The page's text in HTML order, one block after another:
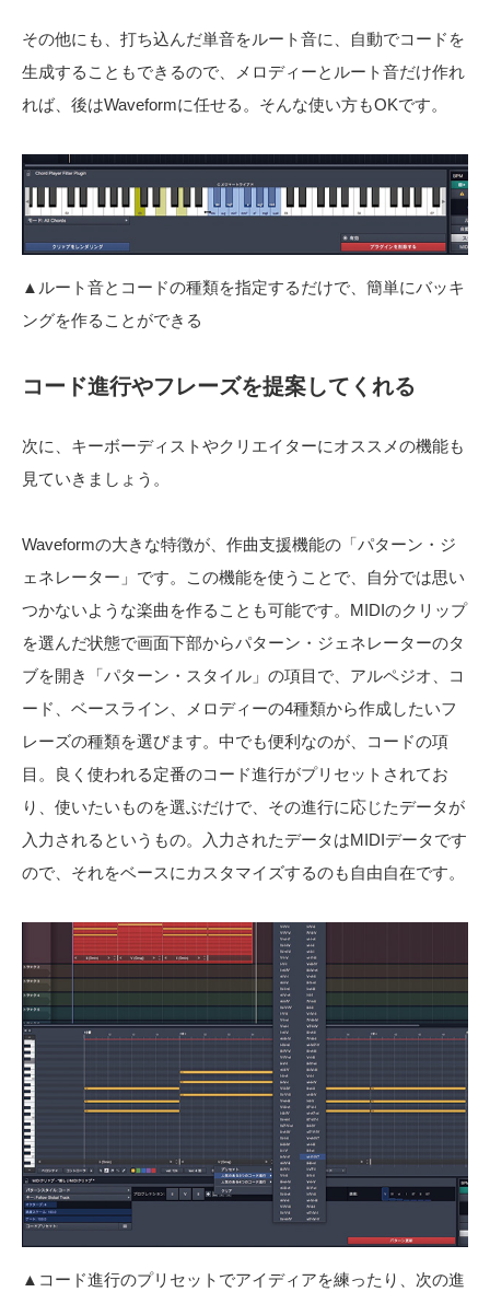
その他にも、打ち込んだ単音をルート音に、自動でコードを
生成することもできるので、メロディーとルート音だけ作れ
れば、後はWaveformに任せる。そんな使い方もOKです。
▲ルート音とコードの種類を指定するだけで、簡単にバッキ
ングを作ることができる
コード進行やフレーズを提案してくれる
次に、キーボーディストやクリエイターにオススメの機能も
見ていきましょう。
Waveformの大きな特徴が、作曲支援機能の「パターン・ジ
ェネレーター」です。この機能を使うことで、自分では思い
つかないような楽曲を作ることも可能です。MIDIのクリップ
を選んだ状態で画面下部からパターン・ジェネレーターのタ
ブを開き「パターン・スタイル」の項目で、アルペジオ、コ
ード、ベースライン、メロディーの4種類から作成したいフ
レーズの種類を選びます。中でも便利なのが、コードの項
目。良く使われる定番のコード進行がプリセットされてお
り、使いたいものを選ぶだけで、その進行に応じたデータが
入力されるというもの。入力されたデータはMIDIデータです
ので、それをベースにカスタマイズするのも自由自在です。
▲コード進行のプリセットでアイディアを練ったり、次の進